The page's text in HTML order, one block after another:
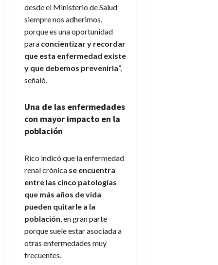
desde el Ministerio de Salud
siempre nos adherimos,
porque es una oportunidad
para concientizar y recordar
que esta enfermedad existe
y que debemos prevenirla”,
señaló.
Una de las enfermedades
con mayor impacto en la
población
Rico indicó que la enfermedad
renal crónica se encuentra
entre las cinco patologías
que más años de vida
pueden quitarle a la
población , en gran parte
porque suele estar asociada a
otras enfermedades muy
frecuentes.